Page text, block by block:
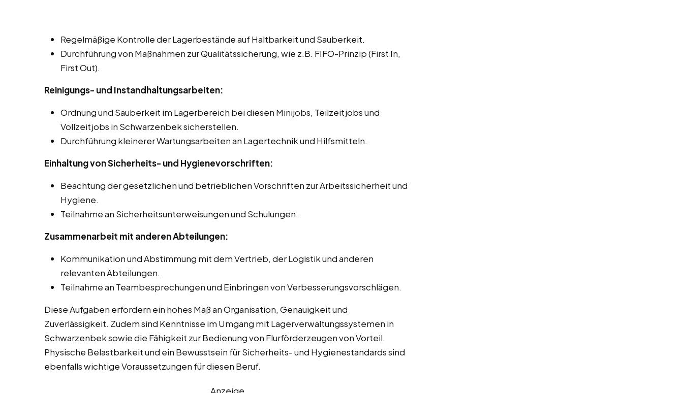
Regelmäßige Kontrolle der Lagerbestände auf Haltbarkeit und Sauberkeit.
Durchführung von Maßnahmen zur Qualitätssicherung, wie z.B. FIFO-Prinzip (First In,
First Out).
Reinigungs- und Instandhaltungsarbeiten:
Ordnung und Sauberkeit im Lagerbereich bei diesen Minijobs, Teilzeitjobs und
Vollzeitjobs in Schwarzenbek sicherstellen.
Durchführung kleinerer Wartungsarbeiten an Lagertechnik und Hilfsmitteln.
Einhaltung von Sicherheits- und Hygienevorschriften:
Beachtung der gesetzlichen und betrieblichen Vorschriften zur Arbeitssicherheit und
Hygiene.
Teilnahme an Sicherheitsunterweisungen und Schulungen.
Zusammenarbeit mit anderen Abteilungen:
Kommunikation und Abstimmung mit dem Vertrieb, der Logistik und anderen
relevanten Abteilungen.
Teilnahme an Teambesprechungen und Einbringen von Verbesserungsvorschlägen.
Diese Aufgaben erfordern ein hohes Maß an Organisation, Genauigkeit und
Zuverlässigkeit. Zudem sind Kenntnisse im Umgang mit Lagerverwaltungssystemen in
Schwarzenbek sowie die Fähigkeit zur Bedienung von Flurförderzeugen von Vorteil.
Physische Belastbarkeit und ein Bewusstsein für Sicherheits- und Hygienestandards sind
ebenfalls wichtige Voraussetzungen für diesen Beruf.
Anzeige